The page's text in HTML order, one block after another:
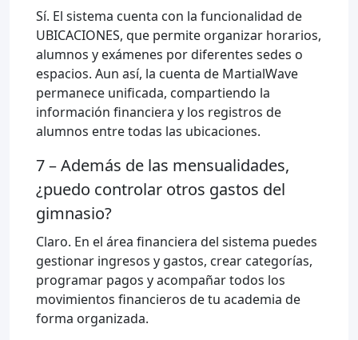
Sí. El sistema cuenta con la funcionalidad de
UBICACIONES, que permite organizar horarios,
alumnos y exámenes por diferentes sedes o
espacios. Aun así, la cuenta de MartialWave
permanece unificada, compartiendo la
información financiera y los registros de
alumnos entre todas las ubicaciones.
7 – Además de las mensualidades,
¿puedo controlar otros gastos del
gimnasio?
Claro. En el área financiera del sistema puedes
gestionar ingresos y gastos, crear categorías,
programar pagos y acompañar todos los
movimientos financieros de tu academia de
forma organizada.